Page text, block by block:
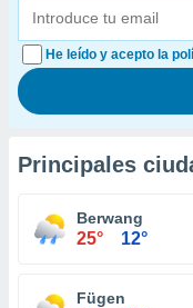
He leído y acepto la
Principales
Berwang
25° 12°
Fügen